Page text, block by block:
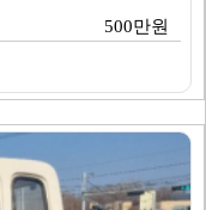
500만원